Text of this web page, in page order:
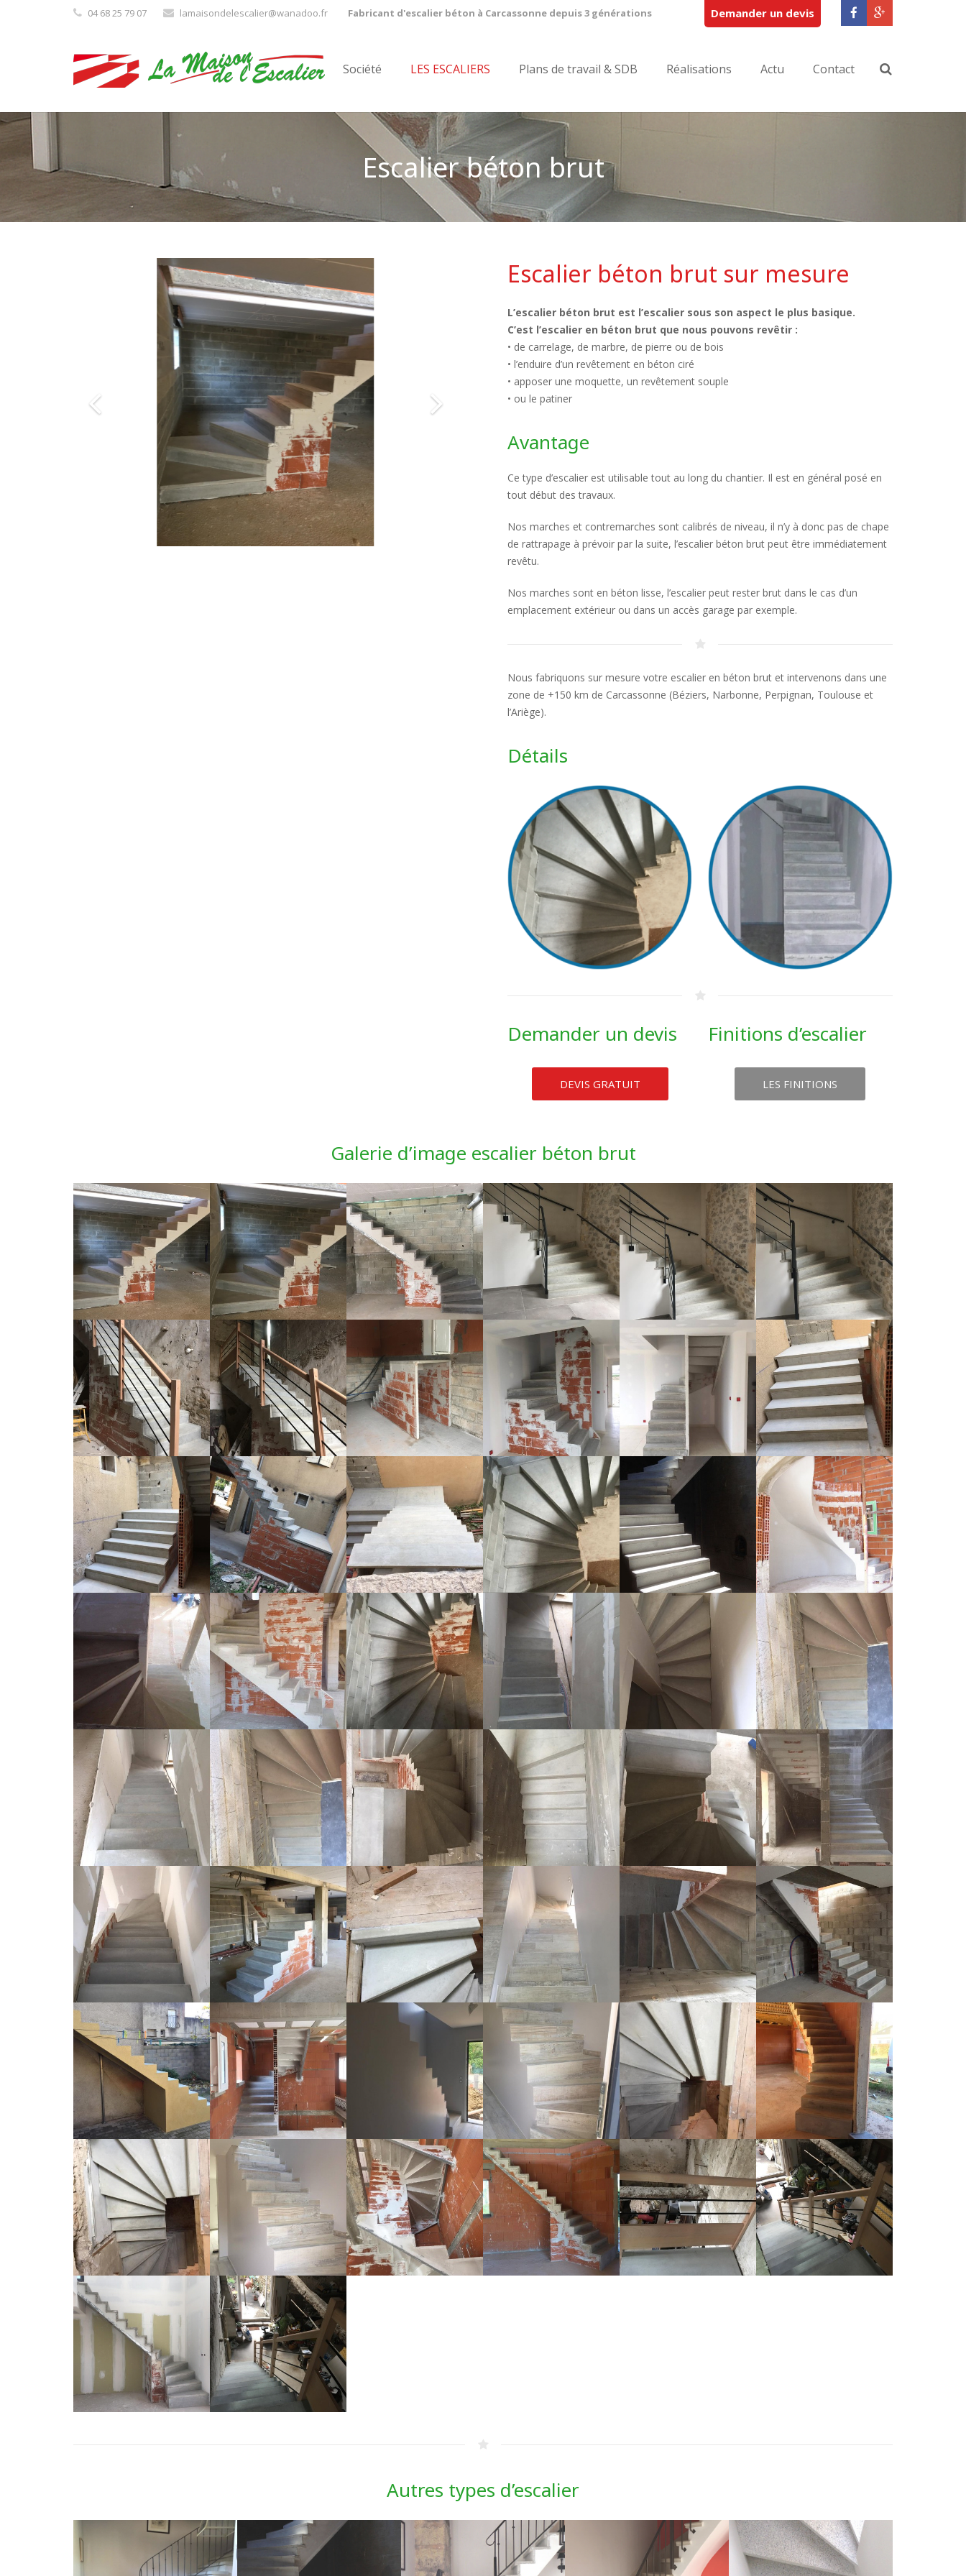
04 68 25 79 07 lamaisondelescalier@wanadoo.fr Fabricant d'escalier béton à Carcassonne depuis 3 générations Demander un devis
Société LES ESCALIERS Plans de travail & SDB Réalisations Actu Contact
Escalier béton brut
Escalier béton brut sur mesure
L’escalier béton brut est l’escalier sous son aspect le plus basique.
C’est l’escalier en béton brut que nous pouvons revêtir :
• de carrelage, de marbre, de pierre ou de bois
• l’enduire d’un revêtement en béton ciré
• apposer une moquette, un revêtement souple
• ou le patiner
Avantage
Ce type d’escalier est utilisable tout au long du chantier. Il est en général posé en
tout début des travaux.
Nos marches et contremarches sont calibrés de niveau, il n’y à donc pas de chape
de rattrapage à prévoir par la suite, l’escalier béton brut peut être immédiatement
revêtu.
Nos marches sont en béton lisse, l’escalier peut rester brut dans le cas d’un
emplacement extérieur ou dans un accès garage par exemple.
Nous fabriquons sur mesure votre escalier en béton brut et intervenons dans une
zone de +150 km de Carcassonne (Béziers, Narbonne, Perpignan, Toulouse et
l’Ariège).
Détails
Demander un devis
DEVIS GRATUIT
Finitions d’escalier
LES FINITIONS
Galerie d’image escalier béton brut
Autres types d’escalier